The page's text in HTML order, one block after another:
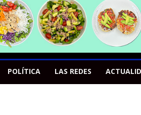
POLÍTICA LAS REDES